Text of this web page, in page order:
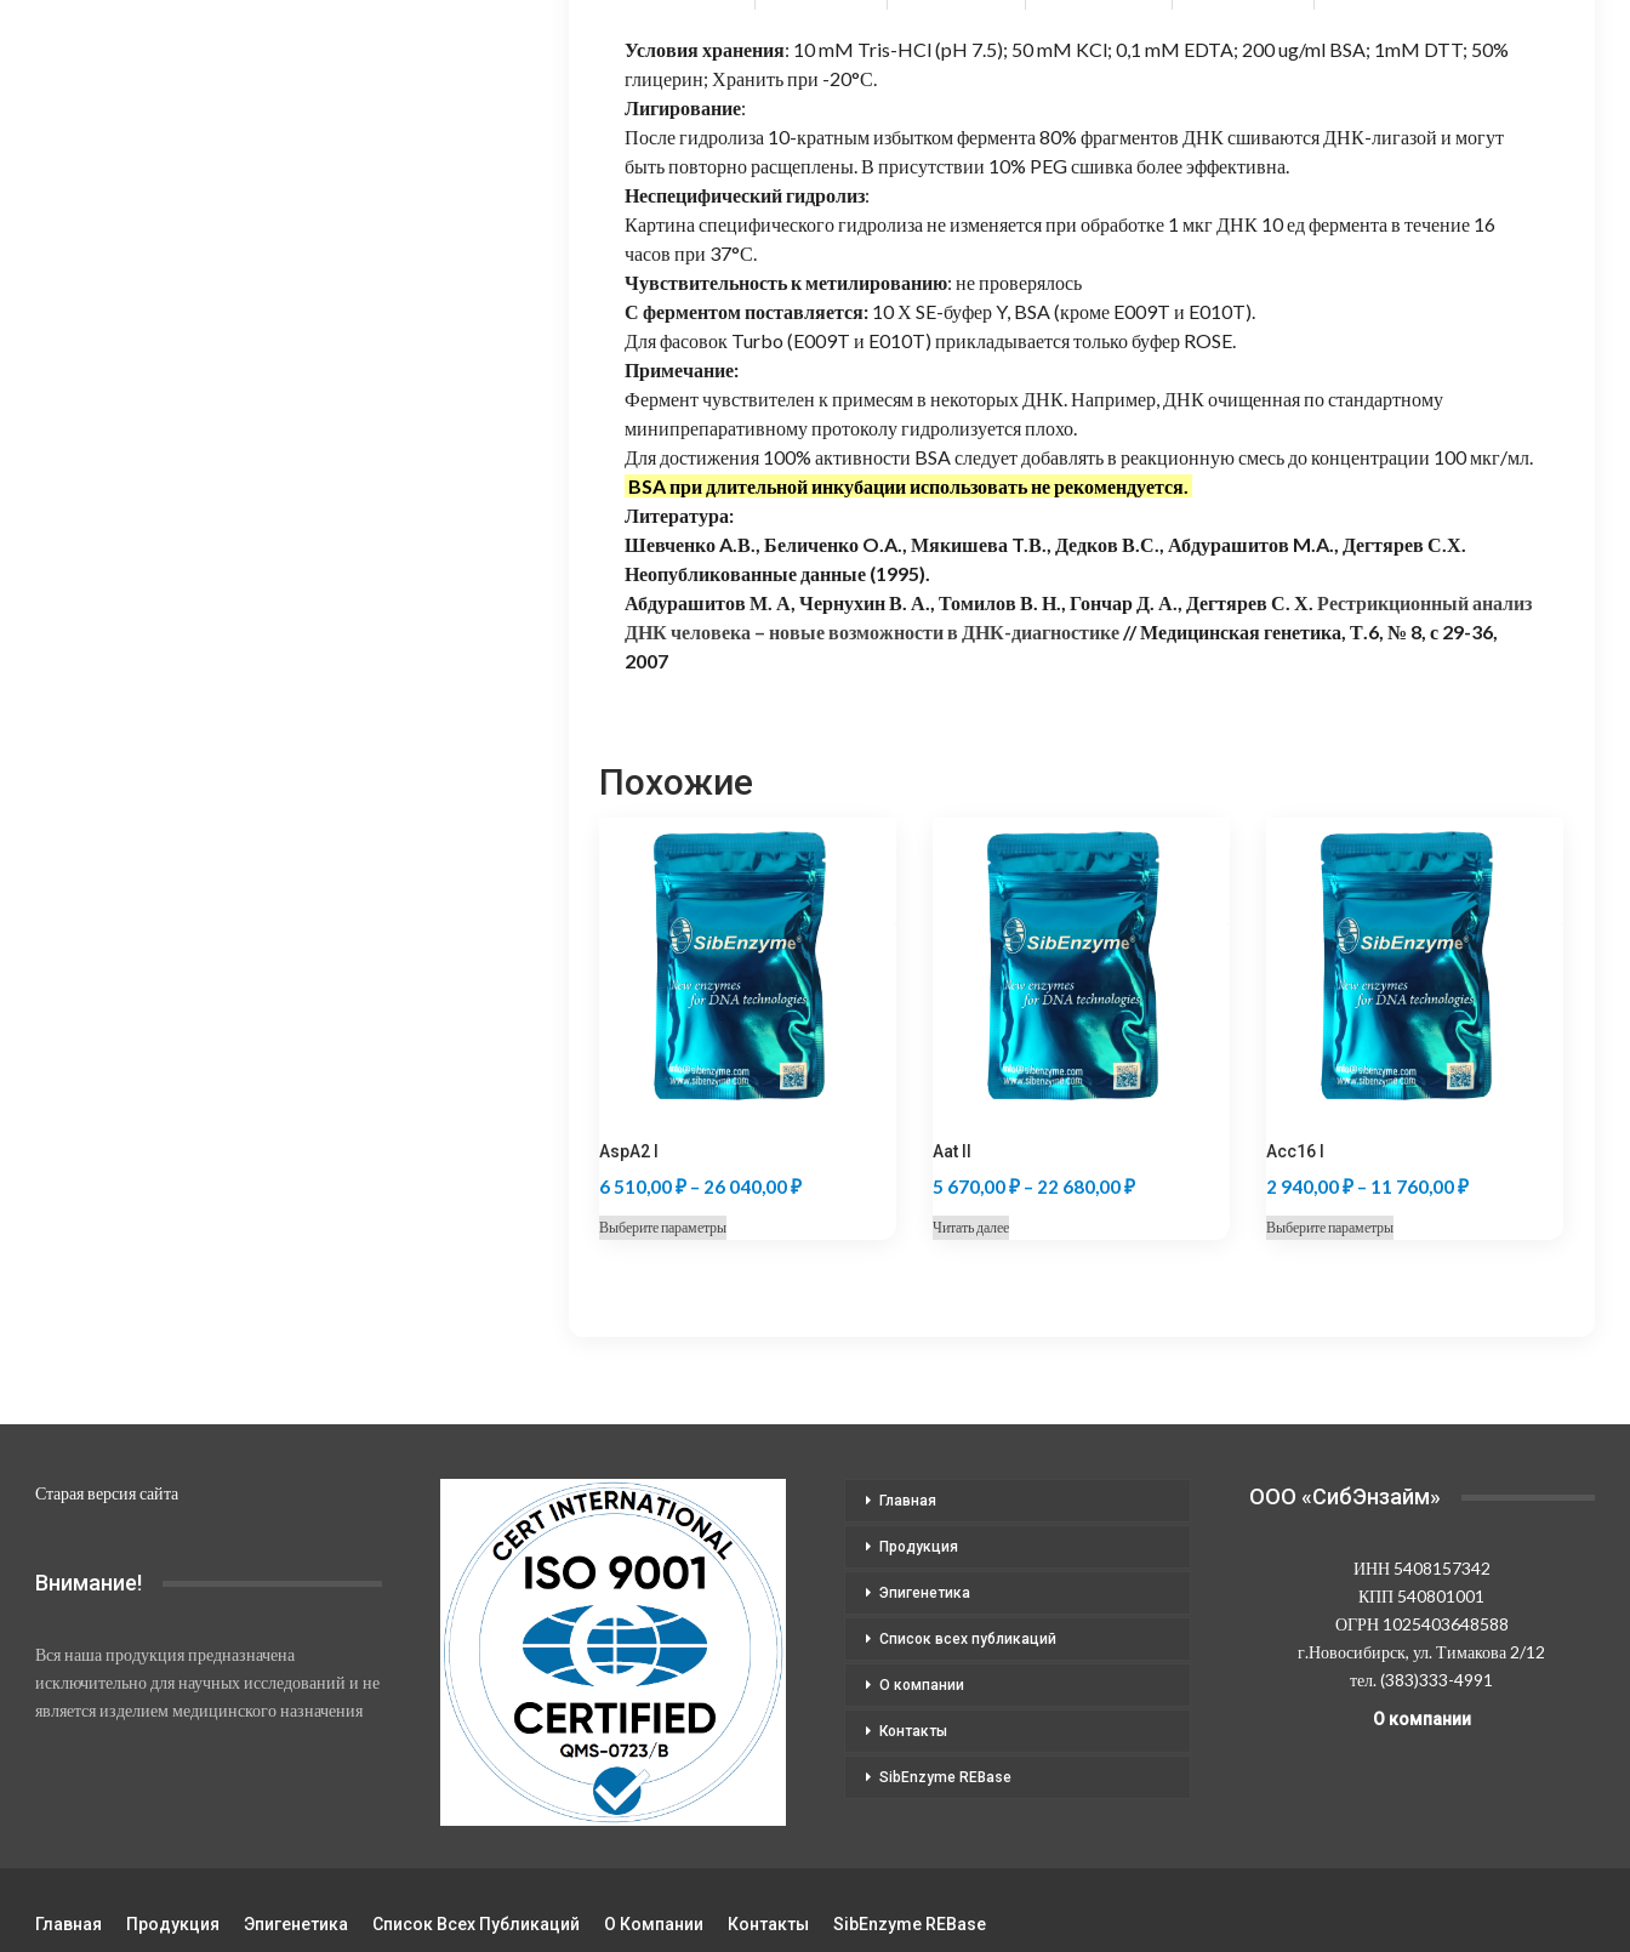
Условия хранения: 10 mM Tris-HCl (pH 7.5); 50 mM KCl; 0,1 mM EDTA; 200 ug/ml BSA; 1mM DTT; 50%
глицерин; Хранить при -20°С.
Лигирование:
После гидролиза 10-кратным избытком фермента 80% фрагментов ДНК сшиваются ДНК-лигазой и могут
быть повторно расщеплены. В присутствии 10% PEG сшивка более эффективна.
Неспецифический гидролиз:
Картина специфического гидролиза не изменяется при обработке 1 мкг ДНК 10 ед фермента в течение 16
часов при 37°С.
Чувствительность к метилированию: не проверялось
С ферментом поставляется: 10 Х SE-буфер Y, BSA (кроме E009T и E010T).
Для фасовок Turbo (E009T и E010T) прикладывается только буфер ROSE.
Примечание:
Фермент чувствителен к примесям в некоторых ДНК. Например, ДНК очищенная по стандартному
минипрепаративному протоколу гидролизуется плохо.
Для достижения 100% активности BSA следует добавлять в реакционную смесь до концентрации 100 мкг/мл.
BSA при длительной инкубации использовать не рекомендуется.
Литература:
Шевченко A.В., Беличенко O.A., Мякишева T.В., Дедков В.С., Абдурашитов M.A., Дегтярев С.Х.
Неопубликованные данные (1995).
Абдурашитов М. А, Чернухин В. А., Томилов В. Н., Гончар Д. А., Дегтярев С. Х.Рестрикционный анализ
ДНК человека – новые возможности в ДНК-диагностике// Медицинская генетика, Т.6, № 8, с 29-36,
2007
Похожие
AspA2 I
6 510,00₽ – 26 040,00₽Диапазон
Выберите параметрыЭтот
выбрать
странице
Aat II
5 670,00₽ – 22 680,00₽Диапазон
Читать далее
Acc16 I
2 940,00₽ – 11 760,00₽Диапазон
Выберите параметрыЭтот
выбрать
товара.
Старая версия сайта
Внимание!
Вся наша продукция предназначена
исключительно для научных исследований и не
является изделием медицинского назначения
Главная
Продукция
Эпигенетика
Список всех публикаций
О компании
Контакты
SibEnzyme REBase
OOO «СибЭнзайм»
ИНН 5408157342
КПП 540801001
ОГРН 1025403648588
г.Новосибирск, ул. Тимакова 2/12
тел. (383)333-4991
О компании
Главная Продукция Эпигенетика Список Всех Публикаций О Компании Контакты SibEnzyme REBase